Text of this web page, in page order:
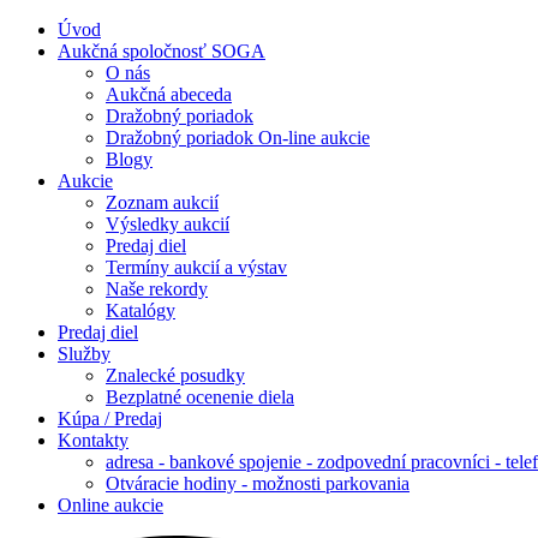
Úvod
Aukčná spoločnosť SOGA
O nás
Aukčná abeceda
Dražobný poriadok
Dražobný poriadok On-line aukcie
Blogy
Aukcie
Zoznam aukcií
Výsledky aukcií
Predaj diel
Termíny aukcií a výstav
Naše rekordy
Katalógy
Predaj diel
Služby
Znalecké posudky
Bezplatné ocenenie diela
Kúpa / Predaj
Kontakty
adresa - bankové spojenie - zodpovední pracovníci -
Otváracie hodiny - možnosti parkovania
Online aukcie